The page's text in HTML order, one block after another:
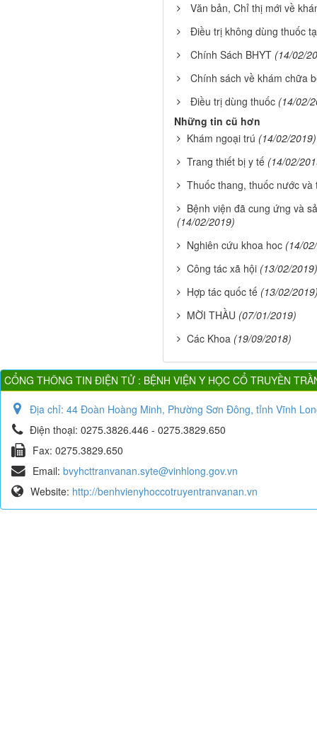
Văn bản, Chỉ thị mới về
Điều trị không dùng thuốc
Chính Sách BHYT (14/02/
Chính sách về khám chữa
Điều trị dùng thuốc (14/02/
Những tin cũ hơn
Khám ngoại trú (14/02/2019)
Trang thiết bị y tế (14/02/
Thuốc thang, thuốc nước và
Bệnh viện đã cung ứng và
(14/02/2019)
Nghiên cứu khoa hoc (14/
Công tác xã hội (13/02/2019)
Hợp tác quốc tế (13/02/
MỜI THẦU (07/01/2019)
Các Khoa (19/09/2018)
CỔNG THÔNG TIN ĐIỆN TỬ : BỆNH VIỆN Y HỌC CỔ TRUYỀN
Địa chỉ: 44 Đoàn Hoàng Minh, Phường Sơn Đông, tỉnh Vĩnh
Điện thoại: 0275.3826.446 - 0275.3829.650
Fax: 0275.3829.650
Email: bvyhcttranvanan.syte@vinhlong.gov.vn
Website: http://benhvienyhoccotruyentranvanan.vn